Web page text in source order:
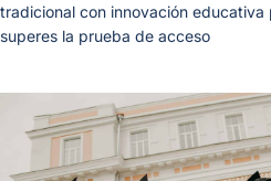
tradicional con innovación
superes la prueba de acceso